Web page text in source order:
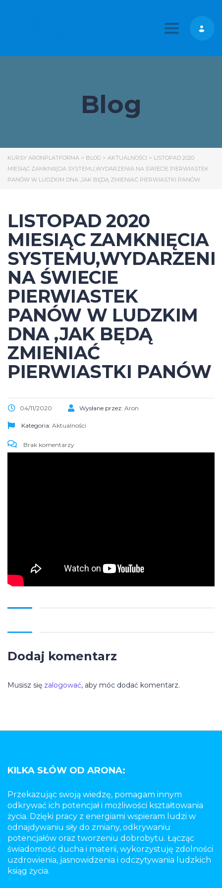
Toggle
Blog
KURSY ARONPLATFORMA > BLOG > AKTUALNOŚCI > LISTOPAD 2020
MIESIĄC ZAMKNIĘCIA SYSTEMU,WYDARZENIA NA ŚWIECIE PIERWIASTEK
PANÓW W LUDZKIM DNA ,JAK BĘDĄ ZMIENIAĆ PIERWIASTKI PANÓW
LISTOPAD 2020
MIESIĄC ZAMKNIĘCIA
NA ŚWIECIE
PIERWIASTEK
PANÓW W LUDZKIM
DNA ,JAK BĘDĄ
ZMIENIAĆ
PIERWIASTKI PANÓW
04/11/2020 Wysłane przez: Aron
Kategoria: Aktualności
Brak komentarzy
Dodaj komentarz
Musisz się zalogować, aby móc dodać komentarz.
KILKA SŁÓW OD ARONA:
Przekazując swoją wiedzę, pomagam innym
odkrywać ich potencjał i możliwości kształtowania
życia. Dzięki pracy z energiami wspieram ludzi w
odnajdywaniu siły do zmiany, odkrywaniu
potencjałów oraz tworzeniu dobrobytu. Łącząc
świadomość ducha i materii, wykorzystuję zdolności
uzdrowienia, jasnowidzenia i odczytywania ludzkich
ksiąg życia.